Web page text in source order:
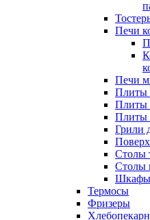
Печи
Печи
Плиты
Плиты
Плиты
Грили
Столы
Столы
Шкафы
Термосы
Фризеры